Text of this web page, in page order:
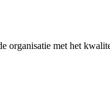
organisatie met het